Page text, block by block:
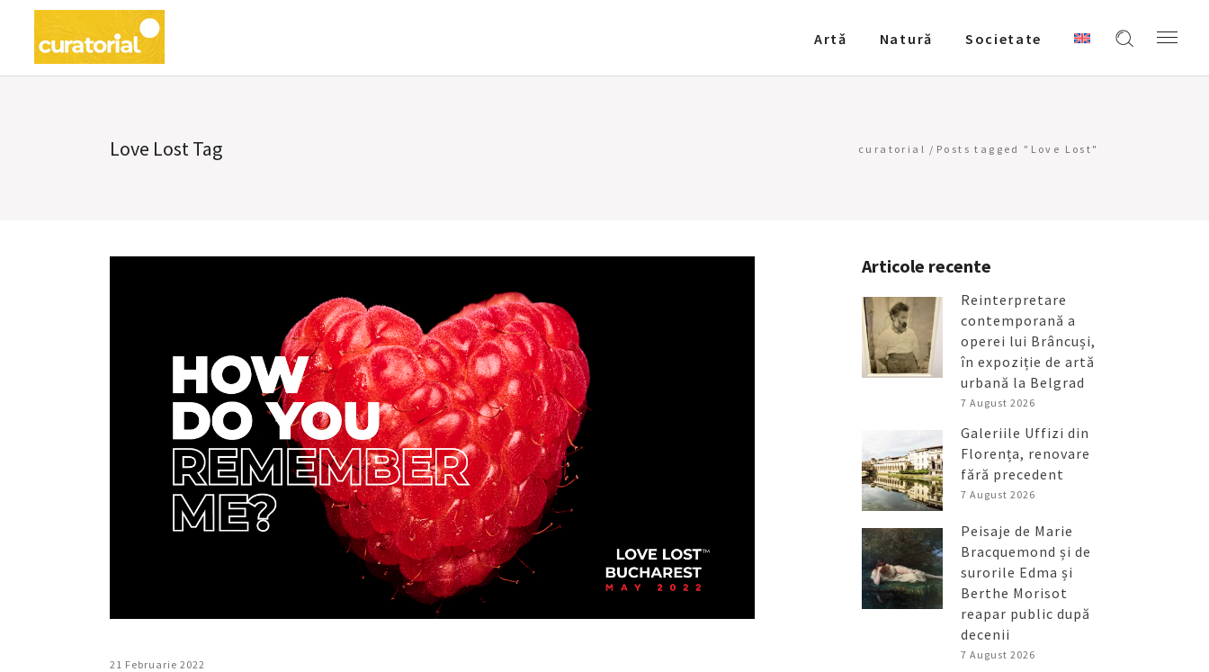
Artǎ Natură Societate
Love Lost Tag curatorial / Posts tagged "Love Lost"
21 Februarie 2022
Articole recente
Reinterpretare
contemporană a
operei lui Brâncuși,
în expoziție de artă
urbană la Belgrad
7 August 2026
Galeriile Uffizi din
Florența, renovare
fără precedent
7 August 2026
Peisaje de Marie
Bracquemond și de
surorile Edma și
Berthe Morisot
reapar public după
decenii
7 August 2026